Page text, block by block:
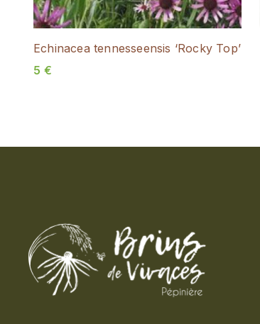
Echinacea tennesseensis ‘Rocky Top’
5 €